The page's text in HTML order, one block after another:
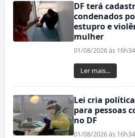
DF terá
condenados
estupro e
mulher
01/08/2026 às 16h34
Ler mais...
Lei cria
para pessoas
no DF
01/08/2026 às 16h34